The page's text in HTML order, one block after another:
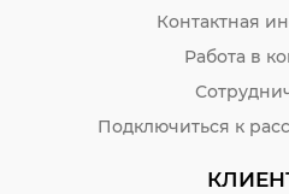
Контактная
Работа в
Подключиться к